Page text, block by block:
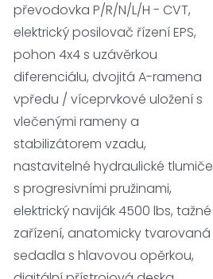
převodovka P/R/N/L/H - CVT,
elektrický posilovač řízení EPS,
pohon 4x4 s uzávěrkou
diferenciálu, dvojitá A-ramena
vpředu / víceprvkové uložení s
vlečenými rameny a
stabilizátorem vzadu,
nastavitelné hydraulické tlumiče
s progresivními pružinami,
elektrický naviják 4500 lbs, tažné
zařízení, anatomicky tvarovaná
sedadla s hlavovou opěrkou,